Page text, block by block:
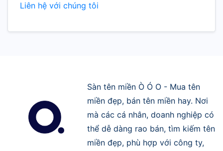
Liên hệ với chúng tôi
Sàn tên miền Ò Ó O - Mua tên
miền đẹp, bán tên miền hay. Nơi
mà các cá nhân, doanh nghiệp có
thể dễ dàng rao bán, tìm kiếm tên
miền đẹp, phù hợp với công ty,